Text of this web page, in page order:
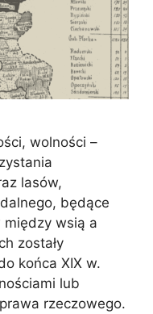
wolności –
lasów,
będące
wsią a
zostały
końca XIX w.
lub
rzeczowego.